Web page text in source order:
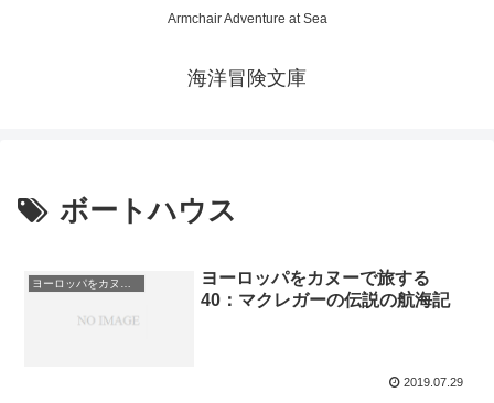
Armchair Adventure at Sea
海洋冒険文庫
ボートハウス
ヨーロッパをカヌーで旅する
40：マクレガーの伝説の航海記
2019.07.29